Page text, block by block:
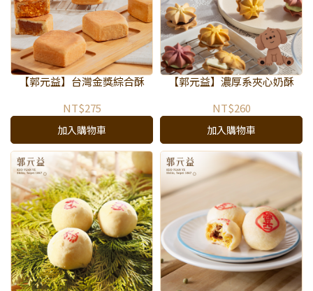
【郭元益】台灣金獎綜合酥
NT$275
加入購物車
【郭元益】濃厚系夾心奶酥
NT$260
加入購物車